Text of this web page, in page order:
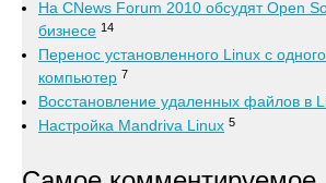
На CNews Forum 2010 обсудят Open
бизнесе 14
Перенос установленного Linux с
компьютер 7
Восстановление удаленных файлов в
Настройка Mandriva Linux 5